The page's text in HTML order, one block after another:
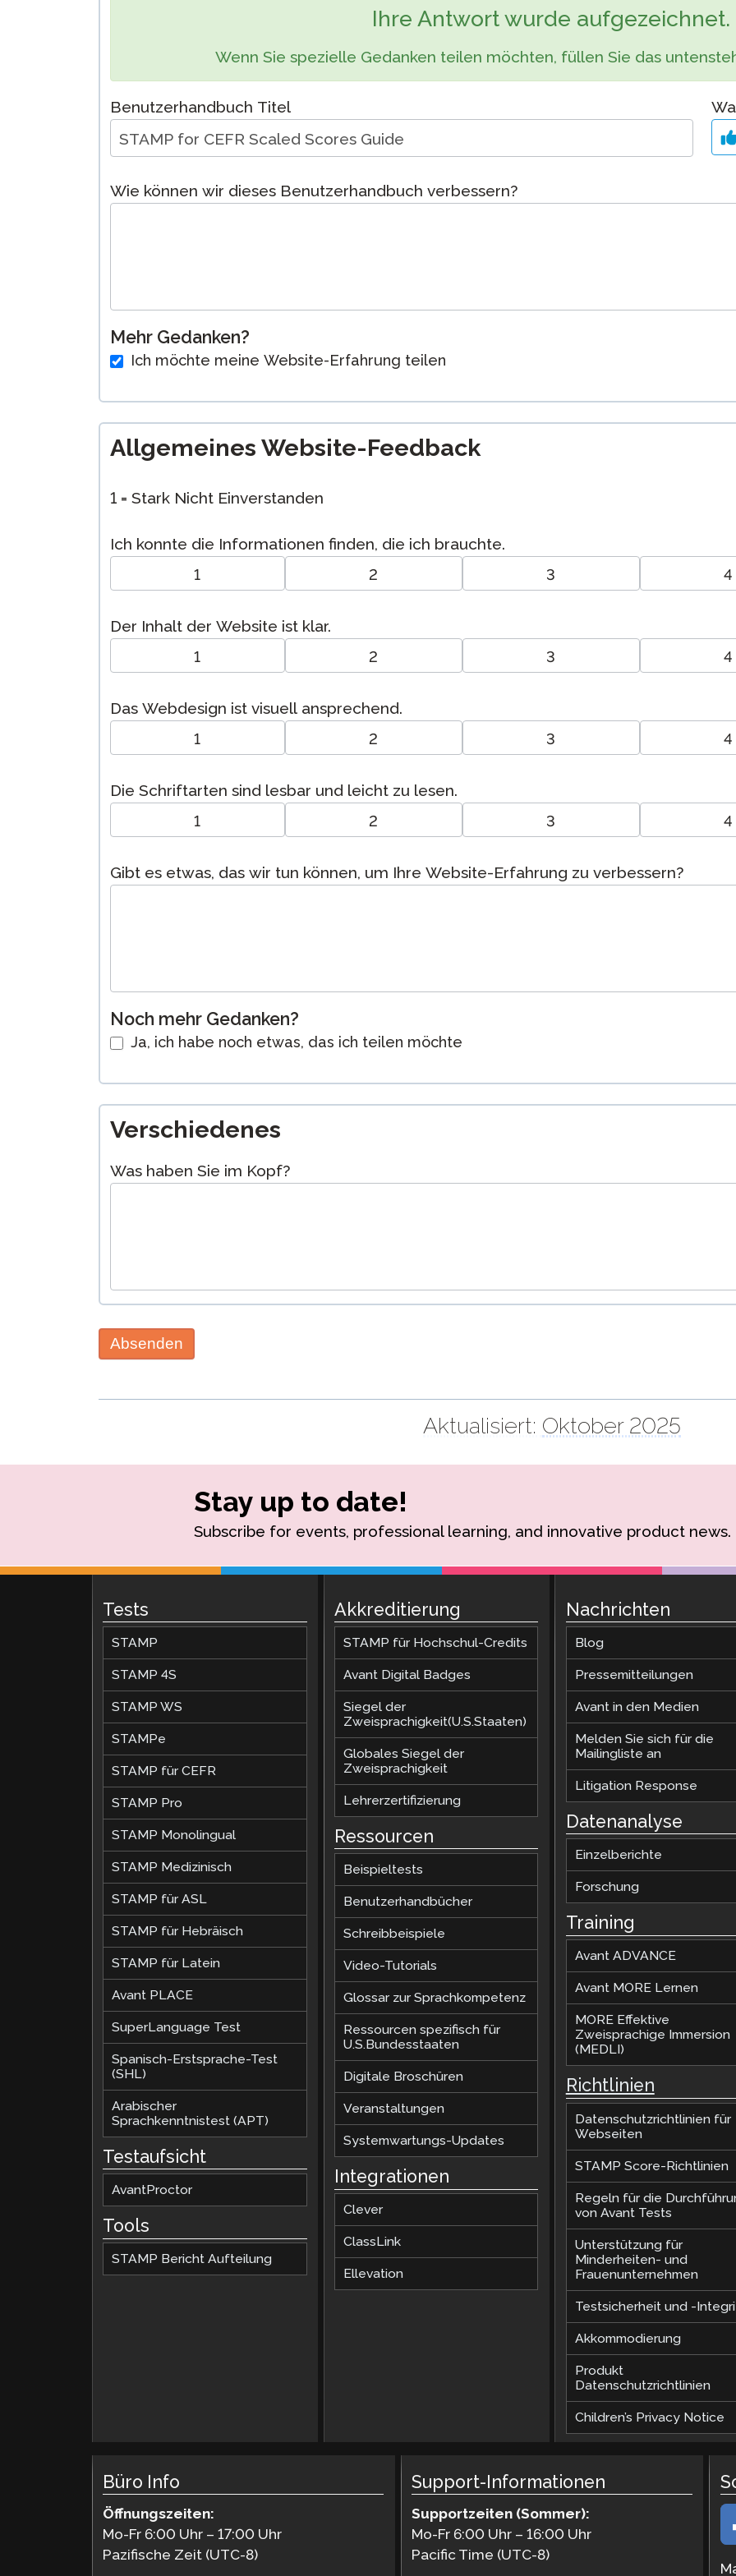
STAMP für ASL
STAMP für Hebräisch
Prüfungen
Wiederholung an
Veranstaltungen
Ihre Antwort wurde aufgezeichnet.
Wenn Sie spezielle Gedanken teilen möchten, füllen Sie das
Benutzerhandbuch Titel
Wie können wir dieses Benutzerhandbuch verbessern?
Mehr Gedanken?
Ich möchte meine Website-Erfahrung teilen
Allgemeines Website-Feedback
1 = Stark Nicht Einverstanden
Ich konnte die Informationen finden, die ich brauchte.
1 2 3 4
Der Inhalt der Website ist klar.
1 2 3 4
Das Webdesign ist visuell ansprechend.
1 2 3 4
Die Schriftarten sind lesbar und leicht zu lesen.
1 2 3 4
Gibt es etwas, das wir tun können, um Ihre Website-Erfahrung zu verbessern?
Noch mehr Gedanken?
Ja, ich habe noch etwas, das ich teilen möchte
Verschiedenes
Was haben Sie im Kopf?
Absenden
Aktualisiert: Oktober 2025
Stay up to date!
Subscribe for events, professional learning, and innovative product news.
Tests
STAMP
STAMP 4S
STAMP WS
STAMPe
STAMP für CEFR
STAMP Pro
STAMP Monolingual
STAMP Medizinisch
STAMP für ASL
STAMP für Hebräisch
STAMP für Latein
Avant PLACE
SuperLanguage Test
Spanisch-Erstsprache-Test
(SHL)
Arabischer
Sprachkenntnistest (APT)
Testaufsicht
AvantProctor
Tools
STAMP Bericht Aufteilung
Akkreditierung
STAMP für Hochschul-Credits
Avant Digital Badges
Siegel der
Zweisprachigkeit(U.S.Staaten)
Globales Siegel der
Zweisprachigkeit
Lehrerzertifizierung
Ressourcen
Beispieltests
Benutzerhandbücher
Schreibbeispiele
Video-Tutorials
Glossar zur Sprachkompetenz
Ressourcen spezifisch für
U.S.Bundesstaaten
Digitale Broschüren
Veranstaltungen
Systemwartungs-Updates
Integrationen
Clever
ClassLink
Ellevation
Nachrichten
Blog
Pressemitteilungen
Avant in den Medien
Melden Sie sich für die
Mailingliste an
Litigation Response
Datenanalyse
Einzelberichte
Forschung
Training
Avant ADVANCE
Avant MORE Lernen
MORE Effektive
Zweisprachige Immersion
(MEDLI)
Richtlinien
Datenschutzrichtlinien für
Webseiten
STAMP Score-Richtlinien
Regeln für die
von Avant Tests
Unterstützung für
Minderheiten- und
Frauenunternehmen
Testsicherheit und -
Akkommodierung
Produkt
Datenschutzrichtlinien
Children’s Privacy Notice
Büro Info
Öffnungszeiten:
Mo-Fr 6:00 Uhr – 17:00 Uhr
Pazifische Zeit (UTC-8)
Support-Informationen
Supportzeiten (Sommer):
Mo-Fr 6:00 Uhr – 16:00 Uhr
Pacific Time (UTC-8)